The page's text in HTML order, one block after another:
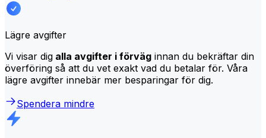
Lägre avgifter
Vi visar dig alla avgifter i förväg innan du bekräftar din
överföring så att du vet exakt vad du betalar för. Våra
lägre avgifter innebär mer besparingar för dig.
Spendera mindre